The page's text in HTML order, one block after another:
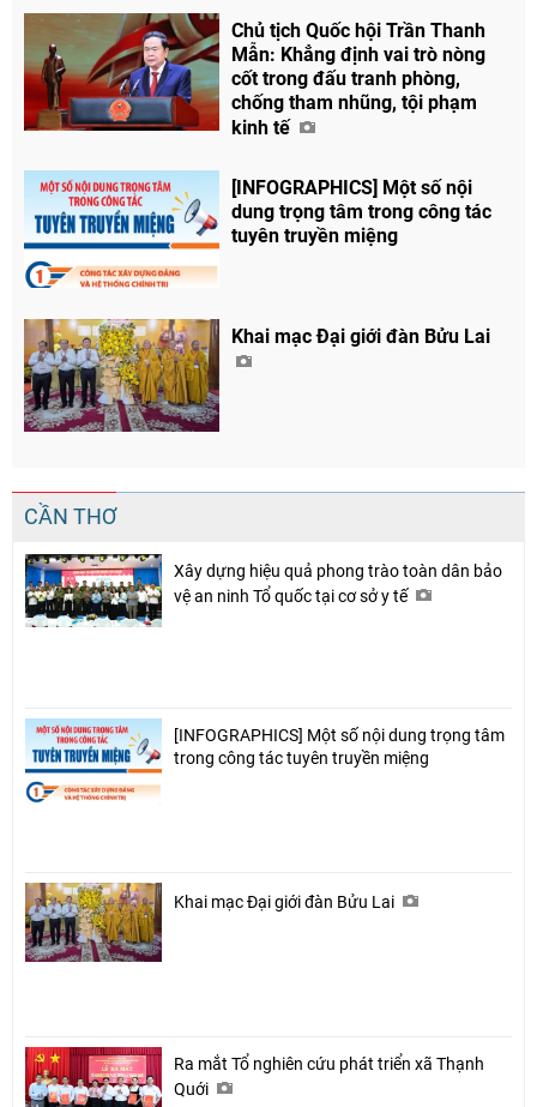
Chia sẻ
Chủ tịch Quốc hội Trần Thanh
Mẫn: Khẳng định vai trò nòng
cốt trong đấu tranh phòng,
chống tham nhũng, tội phạm
kinh tế
[INFOGRAPHICS] Một số nội
dung trọng tâm trong công tác
tuyên truyền miệng
Khai mạc Đại giới đàn Bửu Lai
CẦN THƠ
Xây dựng hiệu quả phong trào toàn dân bảo
vệ an ninh Tổ quốc tại cơ sở y tế
[INFOGRAPHICS] Một số nội dung trọng tâm
trong công tác tuyên truyền miệng
Khai mạc Đại giới đàn Bửu Lai
Ra mắt Tổ nghiên cứu phát triển xã Thạnh
Quới